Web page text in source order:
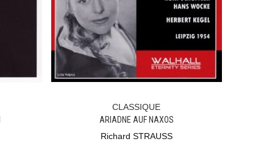
Ajouter Au Panier
CLASSIQUE
ARIADNE AUF NAXOS
Richard STRAUSS